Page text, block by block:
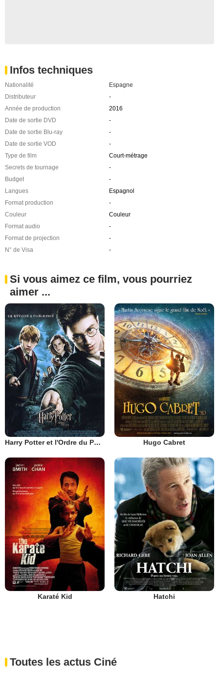
Infos techniques
Nationalité
Espagne
Distributeur
-
Année de production
2016
Date de sortie DVD
-
Date de sortie Blu-ray
-
Date de sortie VOD
-
Type de film
Court-métrage
Secrets de tournage
-
Budget
-
Langues
Espagnol
Format production
-
Couleur
Couleur
Format audio
-
Format de projection
-
N° de Visa
-
Si vous aimez ce film, vous pourriez
aimer ...
Harry Potter et l'Ordre du Phénix Hugo Cabret
Karaté Kid Hatchi
Toutes les actus Ciné